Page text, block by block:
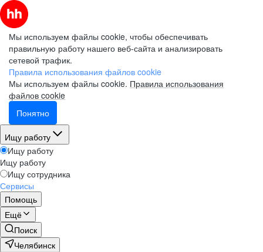
Мы используем файлы cookie, чтобы обеспечивать
правильную работу нашего веб-сайта и анализировать
сетевой трафик.
Правила использования файлов cookie
Мы используем файлы cookie. Правила использования
файлов cookie
Понятно
Ищу работу
Ищу работу
Ищу работу
Ищу сотрудника
Сервисы
Помощь
Ещё
Поиск
Челябинск